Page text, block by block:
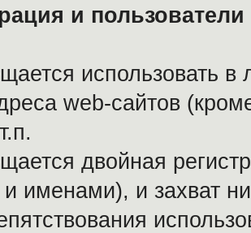
и пользователи
использовать
web-сайтов
двойная
именами), и захват